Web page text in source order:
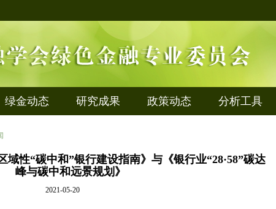
绿金动态 研究成果 政策动态 分析工具
域性“碳中和”银行建设指南》与《银行业“28·58”碳达
峰与碳中和远景规划》
2021-05-20